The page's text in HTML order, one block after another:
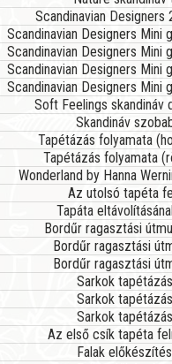
Scandinavian Designers
Scandinavian Designers Mini
Scandinavian Designers Mini
Scandinavian Designers Mini
Scandinavian Designers Mini
Soft Feelings skandináv
Skandináv
Tapétázás folyamata
Tapétázás folyamata
Wonderland by Hanna
Az utolsó tapéta
Tapáta
Bordűr ragasztási
Bordűr ragasztási
Bordűr ragasztási
Sarkok
Sarkok
Sarkok
Az első csík tapéta
Falak